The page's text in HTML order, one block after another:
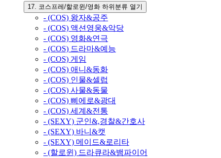
17. 코스프레/할로윈/영화 하위분류 열기
- (COS) 왕자&공주
- (COS) 액션영웅&악당
- (COS) 영화&연극
- (COS) 드라마&예능
- (COS) 게임
- (COS) 애니&동화
- (COS) 인물&셀럽
- (COS) 사물&동물
- (COS) 삐에로&광대
- (COS) 세계&전통
- (SEXY) 군인&,경찰&간호사
- (SEXY) 바니&캣
- (SEXY) 메이드&로리타
- (할로윈) 드라큐라&뱀파이어